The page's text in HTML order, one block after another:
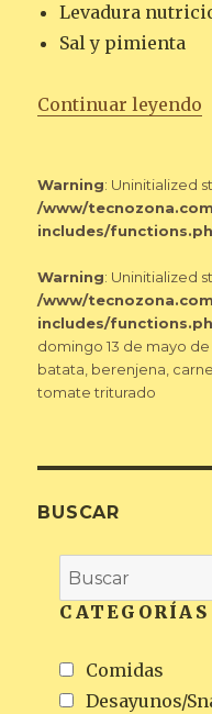
Levadura
Sal y pimienta
Continuar leyendo
Warning: Uninitialized
/www/
includes/
Warning: Uninitialized
/www/
includes/
Publicado
el
domingo 13 de mayo de
batata, berenjena,
tomate triturado
BUSCAR
CATEGORÍAS
Comidas
Desayunos/